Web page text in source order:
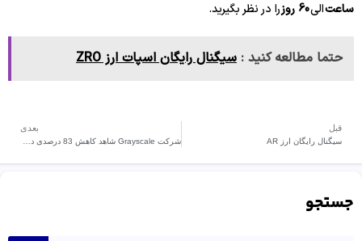
ساعتالی60 روز را در نظر بگیرید.
حتما مطالعه کنید : سیگنال رایگان اسپات ارز ZRO
قبل
سیگنال رایگان ارز AR
بعدی
شرکت Grayscale شاهد کاهش 83 درصدی در جریان خروجی است.
جستجو